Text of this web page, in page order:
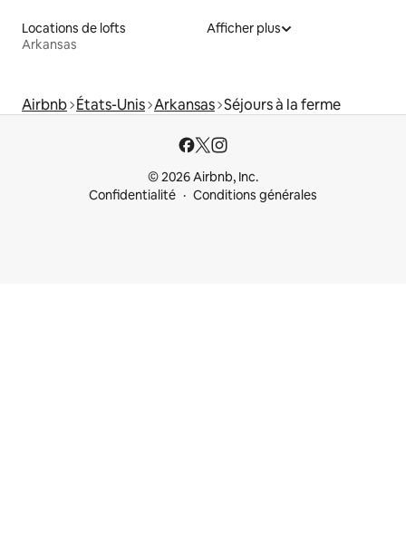
Locations de lofts
Arkansas
Afficher plus
Airbnb États-Unis Arkansas Séjours à la ferme
© 2026 Airbnb, Inc.
Confidentialité
Conditions générales